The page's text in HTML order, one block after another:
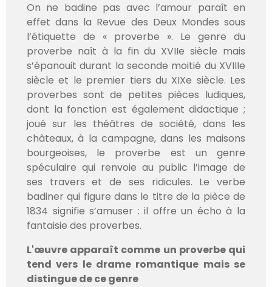
On ne badine pas avec l’amour paraît en
effet dans la Revue des Deux Mondes sous
l’étiquette de « proverbe ». Le genre du
proverbe naît à la fin du XVIIe siècle mais
s’épanouit durant la seconde moitié du XVIIIe
siècle et le premier tiers du XIXe siècle. Les
proverbes sont de petites pièces ludiques,
dont la fonction est également didactique ;
joué sur les théâtres de société, dans les
châteaux, à la campagne, dans les maisons
bourgeoises, le proverbe est un genre
spéculaire qui renvoie au public l’image de
ses travers et de ses ridicules. Le verbe
badiner qui figure dans le titre de la pièce de
1834 signifie s’amuser : il offre un écho à la
fantaisie des proverbes.
L'œuvre apparaît comme un proverbe qui
tend vers le drame romantique mais se
distingue de ce genre